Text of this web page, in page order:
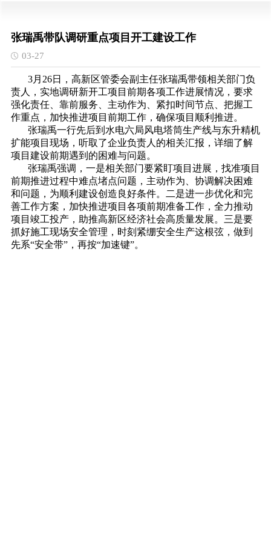
张瑞禹带队调研重点项目开工建设工作
03-27
3月26日，高新区管委会副主任张瑞禹带领相关部门负
责人，实地调研新开工项目前期各项工作进展情况，要求
强化责任、靠前服务、主动作为、紧扣时间节点、把握工
作重点，加快推进项目前期工作，确保项目顺利推进。
张瑞禹一行先后到水电六局风电塔筒生产线与东升精机
扩能项目现场，听取了企业负责人的相关汇报，详细了解
项目建设前期遇到的困难与问题。
张瑞禹强调，一是相关部门要紧盯项目进展，找准项目
前期推进过程中难点堵点问题，主动作为、协调解决困难
和问题，为顺利建设创造良好条件。二是进一步优化和完
善工作方案，加快推进项目各项前期准备工作，全力推动
项目竣工投产，助推高新区经济社会高质量发展。三是要
抓好施工现场安全管理，时刻紧绷安全生产这根弦，做到
先系“安全带”，再按“加速键”。